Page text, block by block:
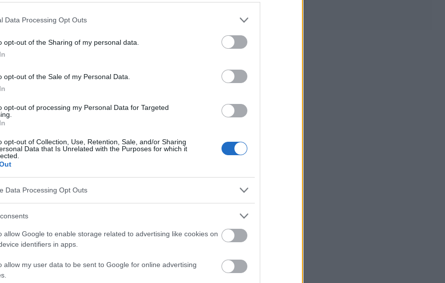
Data Processing Opt Outs
opt-out of the Sharing of my personal data.
opt-out of the Sale of my Personal Data.
opt-out of processing my Personal Data for Targeted
opt-out of Collection, Use, Retention, Sale, and/or Sharing
Data that Is Unrelated with the Purposes for which it
Data Processing Opt Outs
allow Google to enable storage related to advertising like cookies on
identifiers in apps.
allow my user data to be sent to Google for online advertising
como trastorno del sistema hematopoyético.
pero también se dan incidencias a edades
se desarrolla con más frecuencia en hombres que
da con más frecuencia en personas de raza
aún no ha sido posible establecer de forma
embargo, se conocen los procesos que tienen
la entidad se asocia a una proliferación
B transformados.
en plasmocitos bajo la influencia de
(por ejemplo, bacterianos o víricos). En